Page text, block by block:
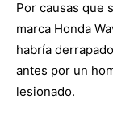
Por causas que
marca Honda
habría
antes por un
lesionado.